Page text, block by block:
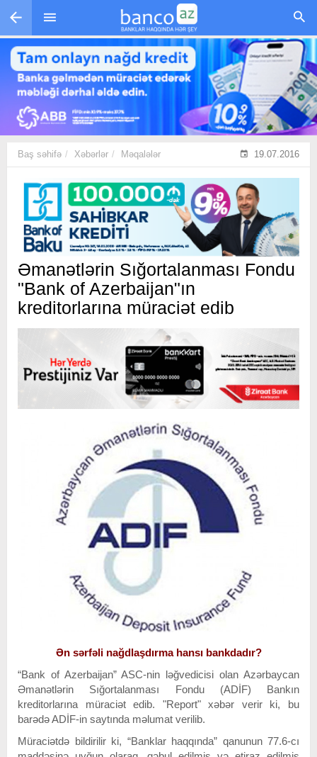
Skip to main content
Baş səhifə Xəbərlər Məqalələr 19.07.2016
Əmanətlərin Sığortalanması Fondu
"Bank of Azerbaijan"ın
kreditorlarına müraciət edib
Ən sərfəli nağdlaşdırma hansı bankdadır?
“Bank of Azerbaijan” ASC-nin ləğvedicisi olan Azərbaycan
Əmanətlərin Sığortalanması Fondu (ADİF) Bankın
kreditorlarına müraciət edib. "Report" xəbər verir ki, bu
barədə ADİF-in saytında məlumat verilib.
Müraciətdə bildirilir ki, “Banklar haqqında” qanunun 77.6-cı